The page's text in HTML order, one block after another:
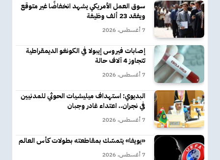
سوق العمل الأمريكي يشهد انخفاضًا غير متوقع
ويفقد 23 ألف وظيفة
7 أغسطس، 2026
إصابات فيروس إيبولا في الكونغو الديمقراطية
تتجاوز 4 آلاف حالة
7 أغسطس، 2026
البديوي: استهداف ميليشيات الحوثي للمدنيين
في نجران.. اعتداء غادر وجبان
7 أغسطس، 2026
«يويفا» يتمسّك بمقاطعته بطولات كأس العالم
7 أغسطس، 2026